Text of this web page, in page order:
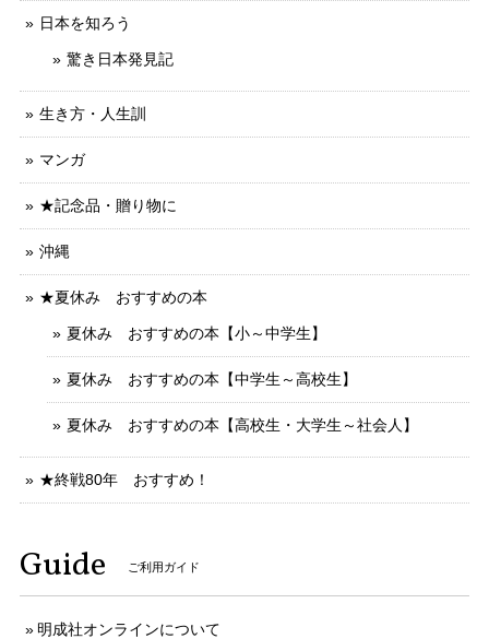
日本を知ろう
驚き日本発見記
生き方・人生訓
マンガ
★記念品・贈り物に
沖縄
★夏休み おすすめの本
夏休み おすすめの本【小～中学生】
夏休み おすすめの本【中学生～高校生】
夏休み おすすめの本【高校生・大学生～社会人】
★終戦80年 おすすめ！
Guide ご利用ガイド
明成社オンラインについて